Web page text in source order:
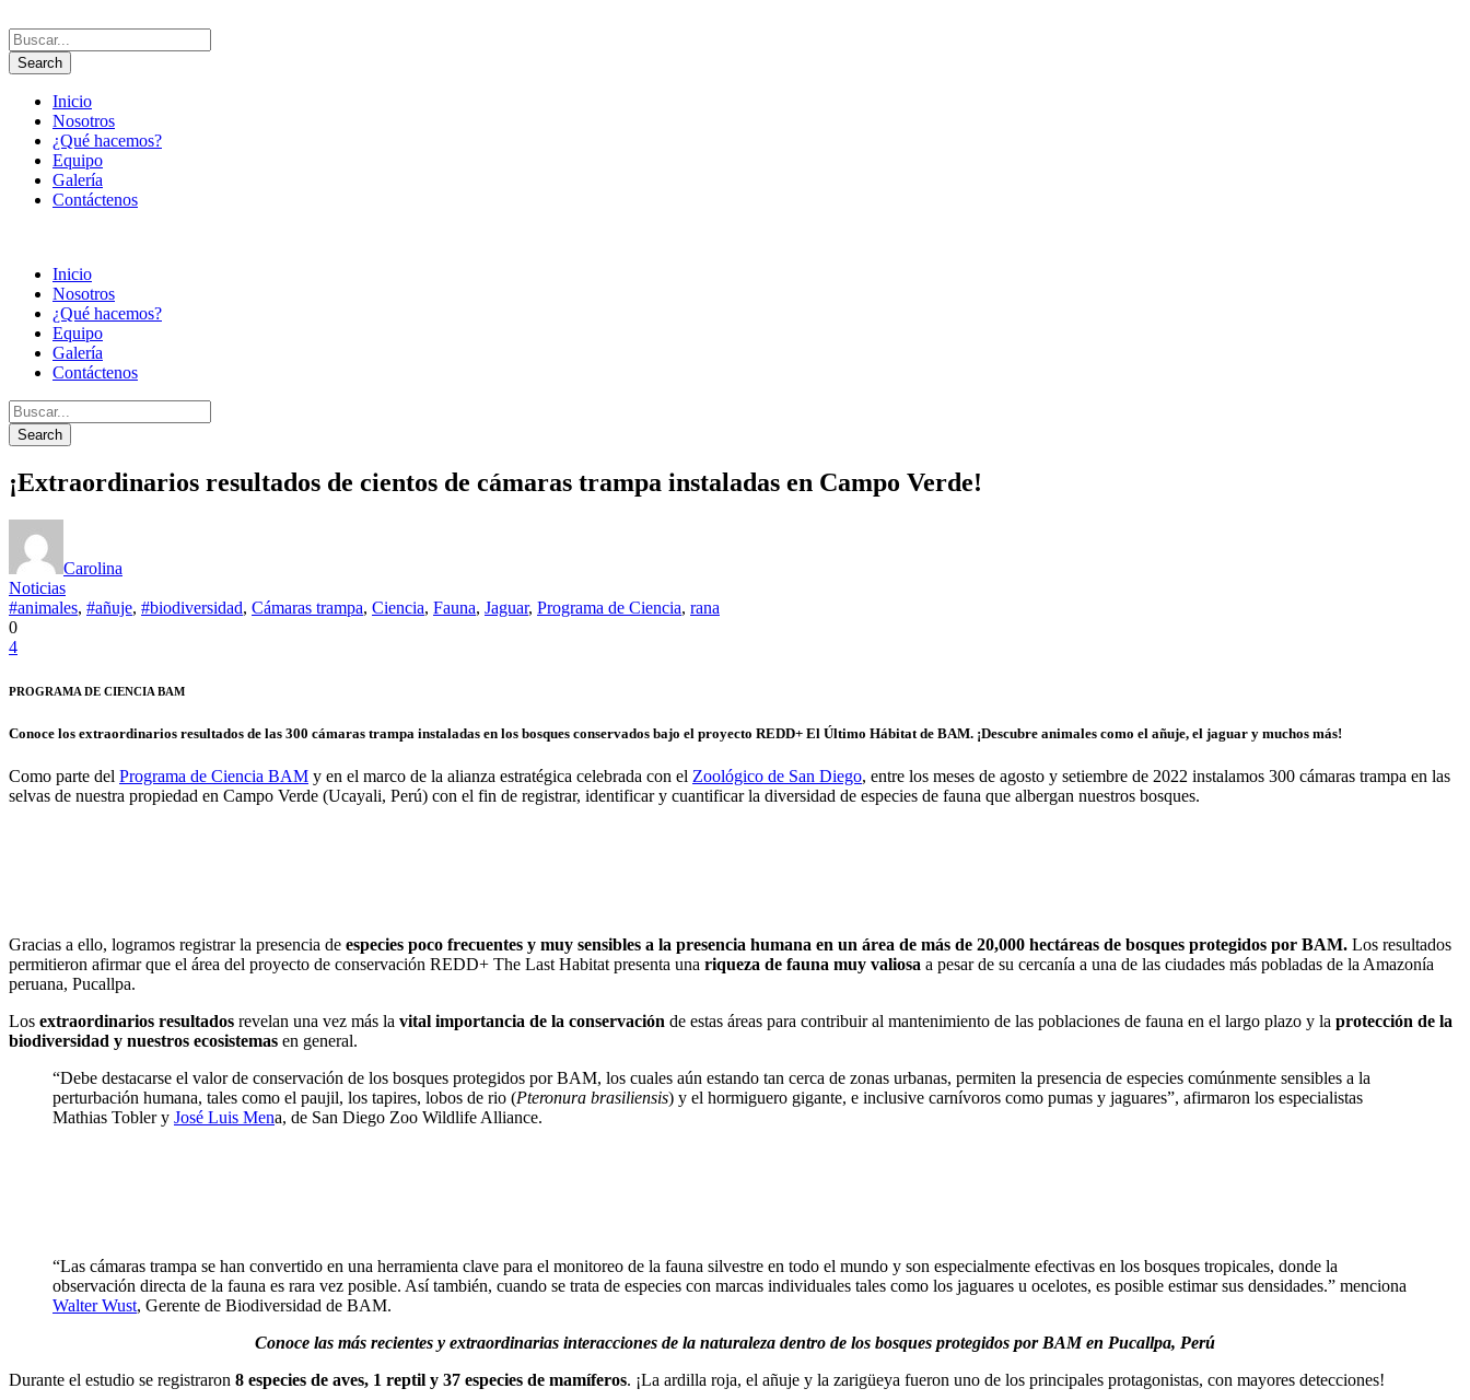
Inicio
Nosotros
¿Qué hacemos?
Equipo
Galería
Contáctenos
Inicio
Nosotros
¿Qué hacemos?
Equipo
Galería
Contáctenos
¡Extraordinarios resultados de cientos de cámaras trampa instaladas en Campo Verde!
Carolina
Noticias
#animales, #añuje, #biodiversidad, Cámaras trampa, Ciencia, Fauna, Jaguar, Programa de Ciencia, rana
0
4
PROGRAMA DE CIENCIA BAM
Conoce los extraordinarios resultados de las 300 cámaras trampa instaladas en los bosques conservados bajo el proyecto REDD+ El Último Hábitat de BAM. ¡Descubre animales como el añuje, el jaguar y muchos más!
Como parte del Programa de Ciencia BAM y en el marco de la alianza estratégica celebrada con el Zoológico de San Diego, entre los meses de agosto y setiembre de 2022 instalamos 300 cámaras trampa en las
selvas de nuestra propiedad en Campo Verde (Ucayali, Perú) con el fin de registrar, identificar y cuantificar la diversidad de especies de fauna que albergan nuestros bosques.
Gracias a ello, logramos registrar la presencia de especies poco frecuentes y muy sensibles a la presencia humana en un área de más de 20,000 hectáreas de bosques protegidos por BAM. Los resultados
permitieron afirmar que el área del proyecto de conservación REDD+ The Last Habitat presenta una riqueza de fauna muy valiosa a pesar de su cercanía a una de las ciudades más pobladas de la Amazonía
peruana, Pucallpa.
Los extraordinarios resultados revelan una vez más la vital importancia de la conservación de estas áreas para contribuir al mantenimiento de las poblaciones de fauna en el largo plazo y la protección de la
biodiversidad y nuestros ecosistemas en general.
“Debe destacarse el valor de conservación de los bosques protegidos por BAM, los cuales aún estando tan cerca de zonas urbanas, permiten la presencia de especies comúnmente sensibles a la
perturbación humana, tales como el paujil, los tapires, lobos de rio (Pteronura brasiliensis) y el hormiguero gigante, e inclusive carnívoros como pumas y jaguares”, afirmaron los especialistas
Mathias Tobler y José Luis Mena, de San Diego Zoo Wildlife Alliance.
“Las cámaras trampa se han convertido en una herramienta clave para el monitoreo de la fauna silvestre en todo el mundo y son especialmente efectivas en los bosques tropicales, donde la
observación directa de la fauna es rara vez posible. Así también, cuando se trata de especies con marcas individuales tales como los jaguares u ocelotes, es posible estimar sus densidades.” menciona
Walter Wust, Gerente de Biodiversidad de BAM.
Conoce las más recientes y extraordinarias interacciones de la naturaleza dentro de los bosques protegidos por BAM en Pucallpa, Perú
Durante el estudio se registraron 8 especies de aves, 1 reptil y 37 especies de mamíferos. ¡La ardilla roja, el añuje y la zarigüeya fueron uno de los principales protagonistas, con mayores detecciones!